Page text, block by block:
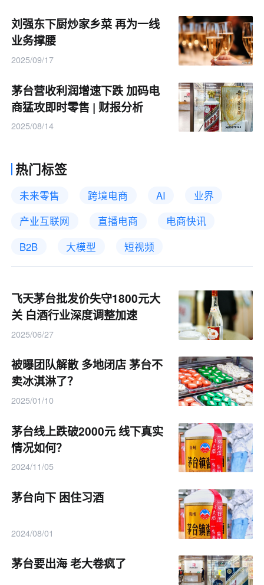
刘强东下厨炒家乡菜 再为一线
业务撑腰
2025/09/17
茅台营收利润增速下跌 加码电
商猛攻即时零售 | 财报分析
2025/08/14
热门标签
未来零售 跨境电商 AI
业界
产业互联网
直播电商
电商快讯
B2B
大模型 短视频
飞天茅台批发价失守1800元大
关 白酒行业深度调整加速
2025/06/27
被曝团队解散 多地闭店 茅台不
卖冰淇淋了？
2025/01/10
茅台线上跌破2000元 线下真实
情况如何？
2024/11/05
茅台向下 困住习酒
2024/08/01
茅台要出海 老大卷疯了